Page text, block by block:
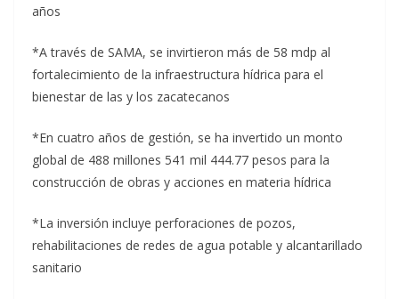
años
*A través de SAMA, se invirtieron más de 58 mdp al
fortalecimiento de la infraestructura hídrica para el
bienestar de las y los zacatecanos
*En cuatro años de gestión, se ha invertido un monto
global de 488 millones 541 mil 444.77 pesos para la
construcción de obras y acciones en materia hídrica
*La inversión incluye perforaciones de pozos,
rehabilitaciones de redes de agua potable y alcantarillado
sanitario